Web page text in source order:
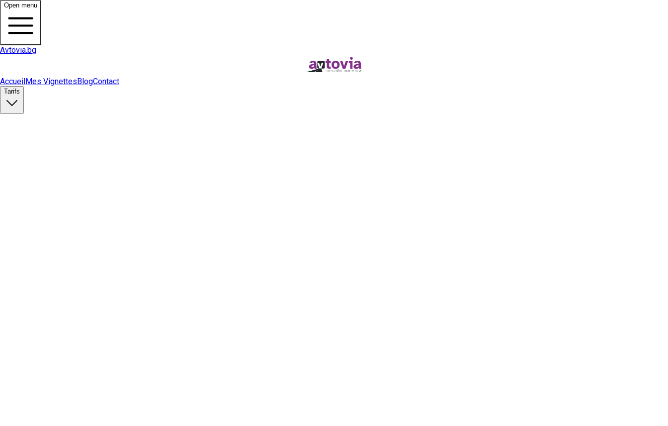
Open menu
Avtovia.bg
AccueilMes VignettesBlogContact
Tarifs